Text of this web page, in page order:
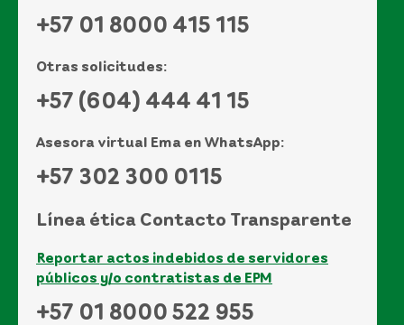
+57 01 8000 415 115
Otras solicitudes:
+57 (604) 444 41 15
Asesora virtual Ema en WhatsApp:
+57 302 300 0115
Línea ética Contacto Transparente
Reportar actos indebidos de servidores
públicos y/o contratistas de EPM
+57 01 8000 522 955